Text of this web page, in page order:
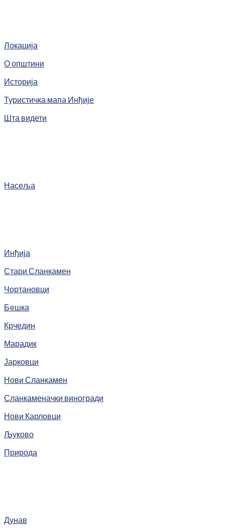
Локација
О општини
Историја
Туристичка мапа Инђије
Шта видети
Насеља
Инђија
Стари Сланкамен
Чортановци
Бeшка
Крчедин
Марадик
Јарковци
Нови Сланкамен
Сланкаменачки виногради
Нови Карловци
Љуково
Природа
Дунав